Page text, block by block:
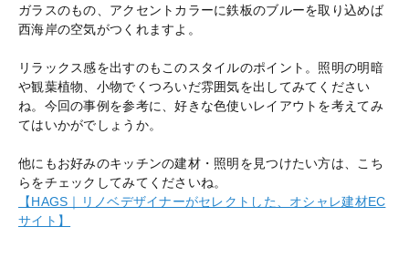
ガラスのもの、アクセントカラーに鉄板のブルーを取り込めば
西海岸の空気がつくれますよ。
リラックス感を出すのもこのスタイルのポイント。照明の明暗
や観葉植物、小物でくつろいだ雰囲気を出してみてください
ね。今回の事例を参考に、好きな色使いレイアウトを考えてみ
てはいかがでしょうか。
他にもお好みのキッチンの建材・照明を見つけたい方は、こち
らをチェックしてみてくださいね。
【HAGS｜リノベデザイナーがセレクトした、オシャレ建材EC
サイト】